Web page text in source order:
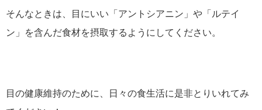
そんなときは、目にいい「アントシアニン」や「ルテイ
ン」を含んだ食材を摂取するようにしてください。
目の健康維持のために、日々の食生活に是非とりいれてみ